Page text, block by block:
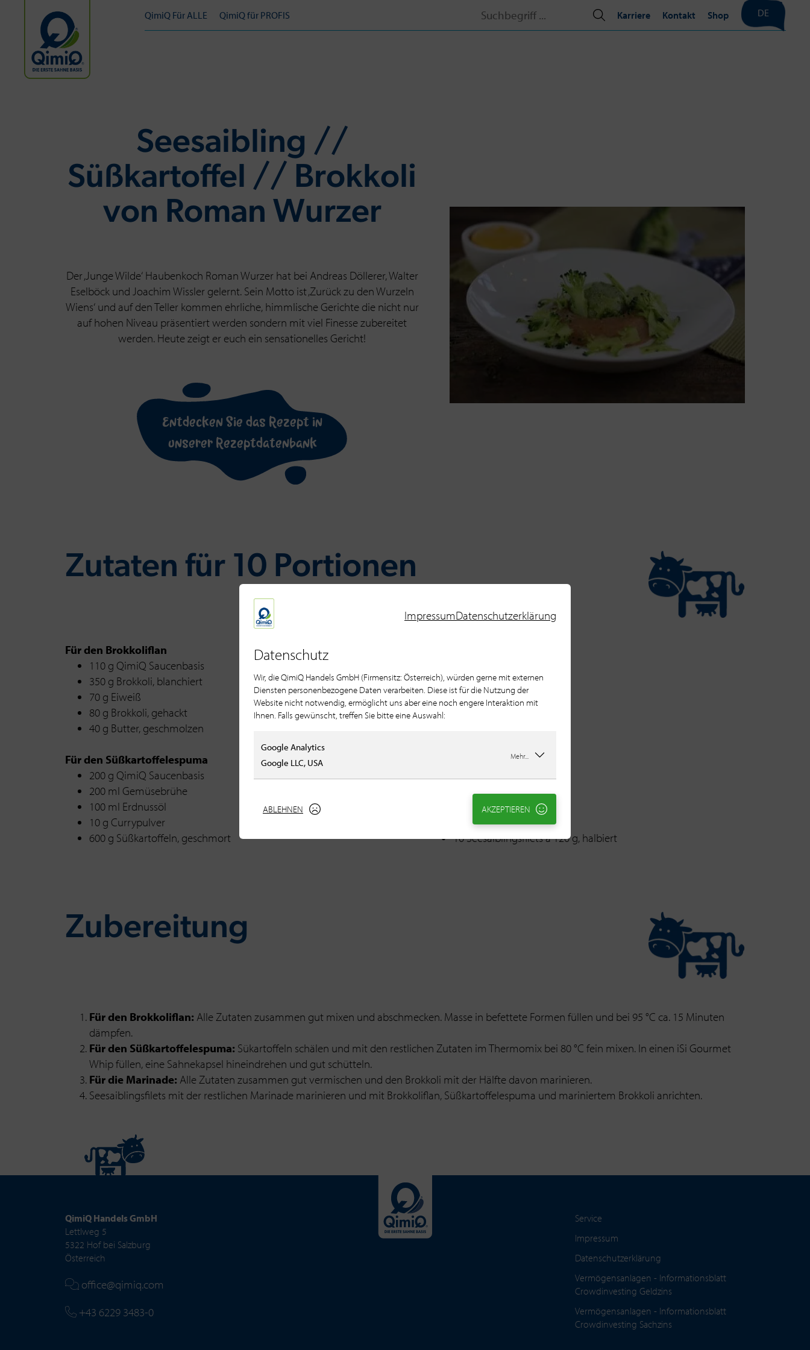
QimiQ Für ALLE QimiQ für PROFIS
Search
for:
Karriere Kontakt Shop DE
Seesaibling //
Süßkartoffel // Brokkoli
von Roman Wurzer
Der ‚Junge Wilde‘ Haubenkoch Roman Wurzer hat bei Andreas Döllerer, Walter
Eselböck und Joachim Wissler gelernt. Sein Motto ist ‚Zurück zu den Wurzeln
Wiens‘ und auf den Teller kommen ehrliche, himmlische Gerichte die nicht nur
auf hohen Niveau präsentiert werden sondern mit viel Finesse zubereitet
werden. Heute zeigt er euch ein sensationelles Gericht!
Entdecken Sie das Rezept in
unserer Rezeptdatenbank
Zu­ta­ten für 10 Por­tio­nen
Für den Brokkoliflan
110 g QimiQ Saucenbasis
350 g Brokkoli, blanchiert
70 g Eiweiß
80 g Brokkoli, gehackt
40 g Butter, geschmolzen
Für den Süßkartoffelespuma
200 g QimiQ Saucenbasis
200 ml Gemüsebrühe
100 ml Erdnussöl
10 g Currypulver
600 g Süßkartoffeln, geschmort
20 ml Limettensaft
20 g Zuckersirup
30 ml Erdnussöl
Für den Brokkoli
100 g Brokkoli, gehobelt
Für das Saiblingsfilet
10 Seesaiblingsfilets à 120 g, halbiert
Zu­be­rei­tung
Für den Brokkoliflan: Alle Zutaten zusammen gut mixen und abschmecken. Masse in befettete Formen füllen und bei 95 °C ca. 15 Minuten
dämpfen.
Für den Süßkartoffelespuma: Sükartoffeln schälen und mit den restlichen Zutaten im Thermomix bei 80 °C fein mixen. In einen iSi Gourmet
Whip füllen, eine Sahnekapsel hineindrehen und gut schütteln.
Für die Marinade: Alle Zutaten zusammen gut vermischen und den Brokkoli mit der Hälfte davon marinieren.
Seesaiblingsfilets mit der restlichen Marinade marinieren und mit Brokkoliflan, Süßkartoffelespuma und mariniertem Brokkoli anrichten.
QimiQ Handels GmbH
Lettlweg 5
5322 Hof bei Salzburg
Österreich
office@qimiq.com
+43 6229 3483-0
Service
Impressum
Datenschutzerklärung
Vermögensanlagen - Informationsblatt
Crowdinvesting Geldzins
Vermögensanlagen - Informationsblatt
Crowdinvesting Sachzins
ImpressumDatenschutzerklärung
Datenschutz
Wir, die QimiQ Handels GmbH (Firmensitz: Österreich), würden gerne mit externen
Diensten personenbezogene Daten verarbeiten. Diese ist für die Nutzung der
Website nicht notwendig, ermöglicht uns aber eine noch engere Interaktion mit
Ihnen. Falls gewünscht, treffen Sie bitte eine Auswahl:
Google Analytics
Google LLC, USA
Mehr...
ABLEHNEN AKZEPTIEREN